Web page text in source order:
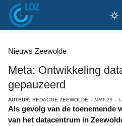
Nieuws Zeewolde
Meta: Ontwikkeling
gepauzeerd
AUTEUR: REDACTIE ZEEWOLDE MRT 29
Als gevolg van de toenemende weerstand tegen de komst
van het datacentrum in